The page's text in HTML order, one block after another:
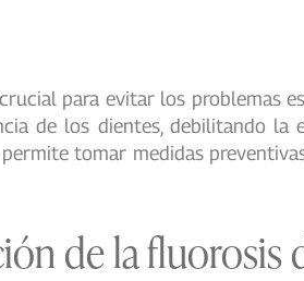
para evitar los problemas
de los dientes, debilitando
tomar medidas
de la fluorosis